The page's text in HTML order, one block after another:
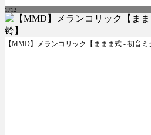
1712
【MMD】メランコリック【ままま式 - 初音ミ